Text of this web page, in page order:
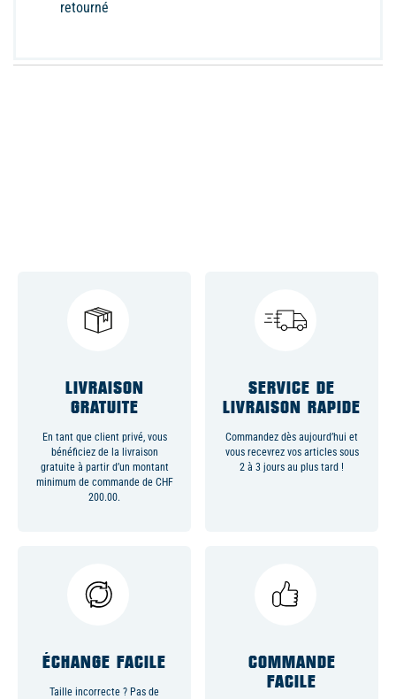
retourné
LIVRAISON
GRATUITE
En tant que client privé, vous
bénéficiez de la livraison
gratuite à partir d’un montant
minimum de commande de CHF
200.00.
SERVICE DE
LIVRAISON RAPIDE
Commandez dès aujourd’hui et
vous recevrez vos articles sous
2 à 3 jours au plus tard !
ÉCHANGE FACILE
Taille incorrecte ? Pas de
COMMANDE
FACILE